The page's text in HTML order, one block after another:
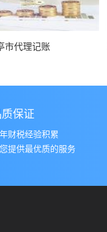
市代理记账
质保证
财税经验积累
提供最优质的服务